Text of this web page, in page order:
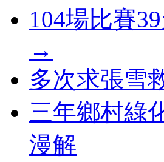
104場比賽
→
多次求張雪
三年鄉村綠
漫解